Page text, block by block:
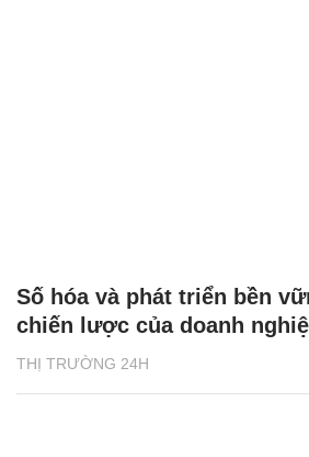
THỊ TRƯỜNG 24H
Số hóa và phát triển bền
chiến lược của doanh